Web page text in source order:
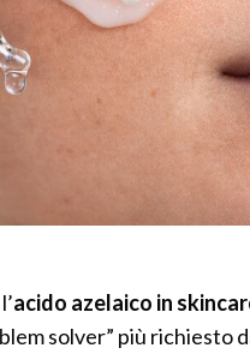
acido azelaico in
solver” più richiesto